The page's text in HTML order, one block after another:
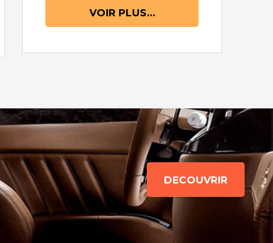
VOIR PLUS...
DECOUVRIR